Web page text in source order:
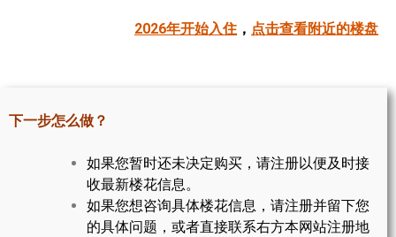
楼花地图
楼花转让专区
2026年开始入住 ， 点击查看附近的楼盘
下一步怎么做？
如果您暂时还未决定购买，请注册以便及时接
收最新楼花信息。
如果您想咨询具体楼花信息，请注册并留下您
的具体问题，或者直接联系右方本网站注册地